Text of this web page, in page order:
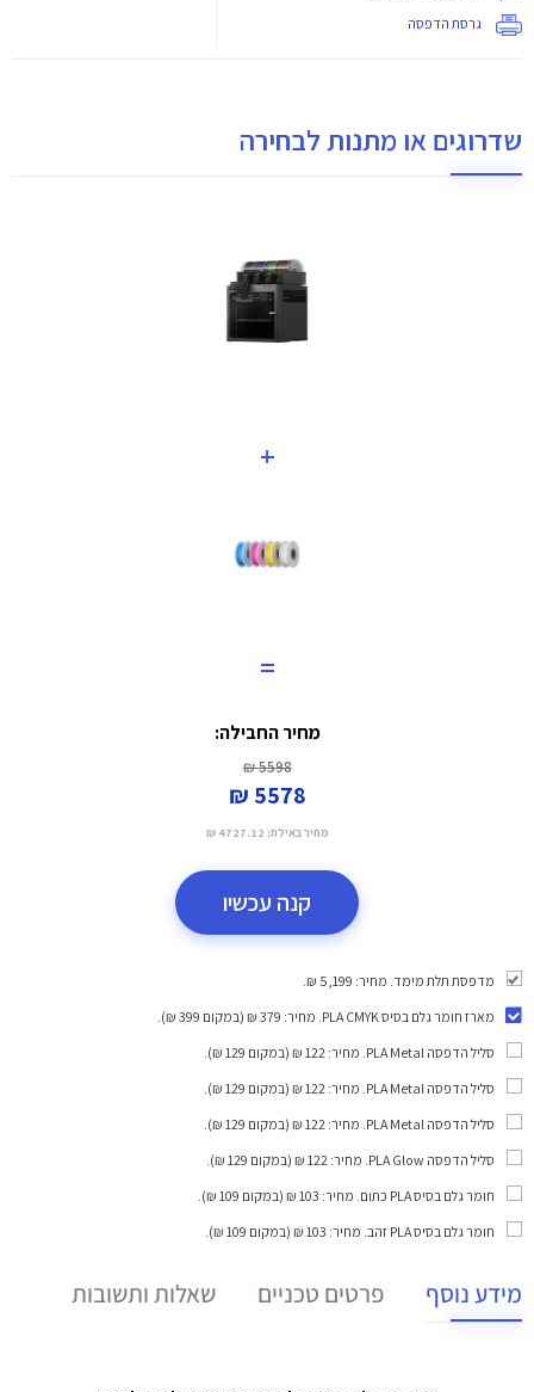
גרסת הדפסה
שדרוגים או מתנות לבחירה
+
=
מחיר החבילה:
5598 ₪
5578 ₪
מחיר באילת: 4727.12 ₪
קנה עכשיו
מדפסת תלת מימד. מחיר: 5,199 ₪.
מארז חומר גלם בסיס PLA CMYK
. מחיר: 379 ₪ (במקום 399 ₪).
סליל הדפסה PLA Metal
. מחיר: 122 ₪ (במקום 129 ₪).
סליל הדפסה PLA Metal
. מחיר: 122 ₪ (במקום 129 ₪).
סליל הדפסה PLA Metal
. מחיר: 122 ₪ (במקום 129 ₪).
סליל הדפסה PLA Glow
. מחיר: 122 ₪ (במקום 129 ₪).
חומר גלם בסיס PLA כתום
. מחיר: 103 ₪ (במקום 109 ₪).
חומר גלם בסיס PLA זהב
. מחיר: 103 ₪ (במקום 109 ₪).
מידע נוסף פרטים טכניים שאלות ותשובות